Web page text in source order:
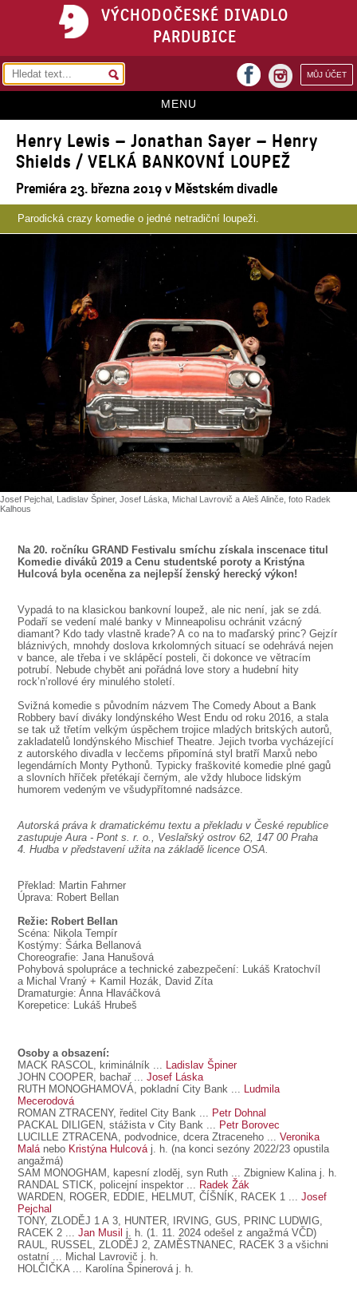
VÝCHODOČESKÉ DIVADLO
PARDUBICE
MŮJ ÚČET
facebook
MENU
HOME
PROGRAM
REPERTOÁR
VSTUPENKY
KONTAKTY
O DIVADLE
SOUBOR
DÁLE NABÍZÍME
Henry Lewis – Jonathan Sayer – Henry
Shields / VELKÁ BANKOVNÍ LOUPEŽ
Premiéra 23. března 2019 v Městském divadle
Parodická crazy komedie o jedné netradiční loupeži.
Josef Pejchal, Ladislav Špiner, Josef Láska, Michal Lavrovič a Aleš Alinče, foto Radek
Kalhous
Na 20. ročníku GRAND Festivalu smíchu získala inscenace titul
Komedie diváků 2019 a Cenu studentské poroty a Kristýna
Hulcová byla oceněna za nejlepší ženský herecký výkon!
Vypadá to na klasickou bankovní loupež, ale nic není, jak se zdá.
Podaří se vedení malé banky v Minneapolisu ochránit vzácný
diamant? Kdo tady vlastně krade? A co na to maďarský princ? Gejzír
bláznivých, mnohdy doslova krkolomných situací se odehrává nejen
v bance, ale třeba i ve sklápěcí posteli, či dokonce ve větracím
potrubí. Nebude chybět ani pořádná love story a hudební hity
rock’n’rollové éry minulého století.
Svižná komedie s původním názvem The Comedy About a Bank
Robbery baví diváky londýnského West Endu od roku 2016, a stala
se tak už třetím velkým úspěchem trojice mladých britských autorů,
zakladatelů londýnského Mischief Theatre. Jejich tvorba vycházející
z autorského divadla v lecčems připomíná styl bratří Marxů nebo
legendárních Monty Pythonů. Typicky fraškovité komedie plné gagů
a slovních hříček přetékají černým, ale vždy hluboce lidským
humorem vedeným ve všudypřítomné nadsázce.
Autorská práva k dramatickému textu a překladu v České republice
zastupuje Aura - Pont s. r. o., Veslařský ostrov 62, 147 00 Praha
4. Hudba v představení užita na základě licence OSA.
Překlad: Martin Fahrner
Úprava: Robert Bellan
Režie: Robert Bellan
Scéna: Nikola Tempír
Kostýmy: Šárka Bellanová
Choreografie: Jana Hanušová
Pohybová spolupráce a technické zabezpečení: Lukáš Kratochvíl
a Michal Vraný + Kamil Hozák, David Zíta
Dramaturgie: Anna Hlaváčková
Korepetice: Lukáš Hrubeš
Osoby a obsazení:
MACK RASCOL
, kriminálník ...
Ladislav Špiner
JOHN COOPER , bachař ...Josef Láska
RUTH MONOGHAMOVÁ , pokladní City Bank ...
Ludmila
Mecerodová
ROMAN ZTRACENY, ředitel City Bank ...
Petr Dohnal
PACKAL DILIGEN
, stážista v City Bank ...
Petr Borovec
LUCILLE ZTRACENA , podvodnice, dcera Ztraceneho ...Veronika
Malá nebo Kristýna Hulcová j. h. (na konci sezóny 2022/23 opustila
angažmá)
SAM MONOGHAM
, kapesní zloděj, syn Ruth ... Zbigniew Kalina j. h.
RANDAL STICK , policejní inspektor ...
Radek Žák
WARDEN, ROGER, EDDIE, HELMUT, ČÍŠNÍK, RACEK 1 ...Josef
Pejchal
TONY, ZLODĚJ 1 A 3, HUNTER, IRVING, GUS, PRINC LUDWIG,
RACEK 2 ...Jan Musil j. h. (1. 11. 2024 odešel z angažmá VČD)
RAUL, RUSSEL, ZLODĚJ 2, ZAMĚSTNANEC, RACEK 3 a všichni
ostatní ... Michal Lavrovič j. h.
HOLČIČKA ... Karolína Špinerová j. h.